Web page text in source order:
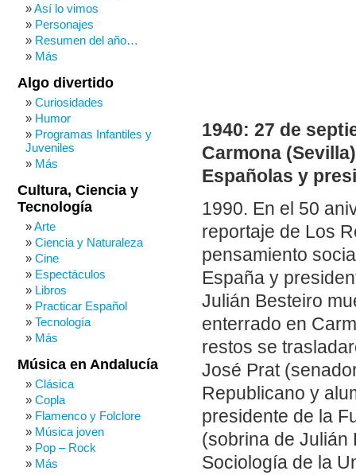
1940: 27 de
Carmona
Españolas y
1990. En el 50
reportaje de Los
pensamiento
España y
Julián Besteiro
enterrado en
restos se
José Prat
Republicano y
presidente de la
(sobrina de Julián
Sociología de la
Así lo vimos
Personajes
Resumen del año…
Más
Algo divertido
Curiosidades
Humor
Programas Infantiles y
Juveniles
Más
Cultura, Ciencia y
Tecnología
Arte
Ciencia y Naturaleza
Cine
Espectáculos
Libros
Practicar Español
Tecnología
Más
Música en Andalucía
Clásica
Copla
Flamenco y Folclore
Música joven
Pop – Rock
Más